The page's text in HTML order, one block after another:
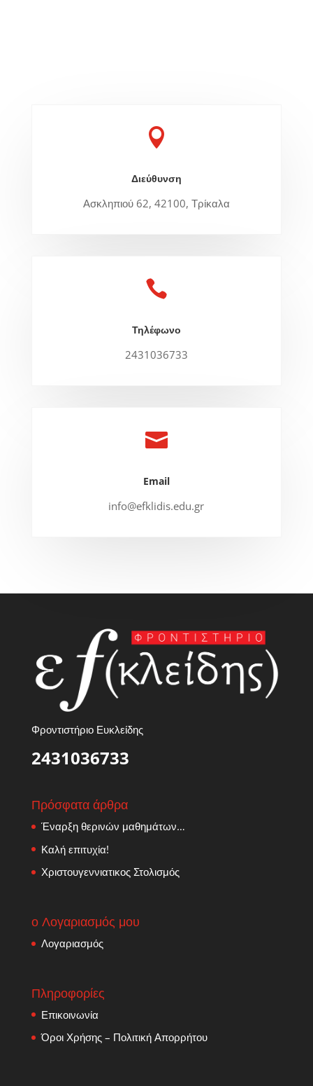

Διεύθυνση
Ασκληπιού 62, 42100, Τρίκαλα

Τηλέφωνο
2431036733

Email
info@efklidis.edu.gr
Φροντιστήριο Ευκλείδης
2431036733
Πρόσφατα άρθρα
Έναρξη θερινών μαθημάτων…
Καλή επιτυχία!
Χριστουγεννιατικος Στολισμός
ο Λογαριασμός μου
Λογαριασμός
Πληροφορίες
Επικοινωνία
Όροι Χρήσης – Πολιτική Απορρήτου